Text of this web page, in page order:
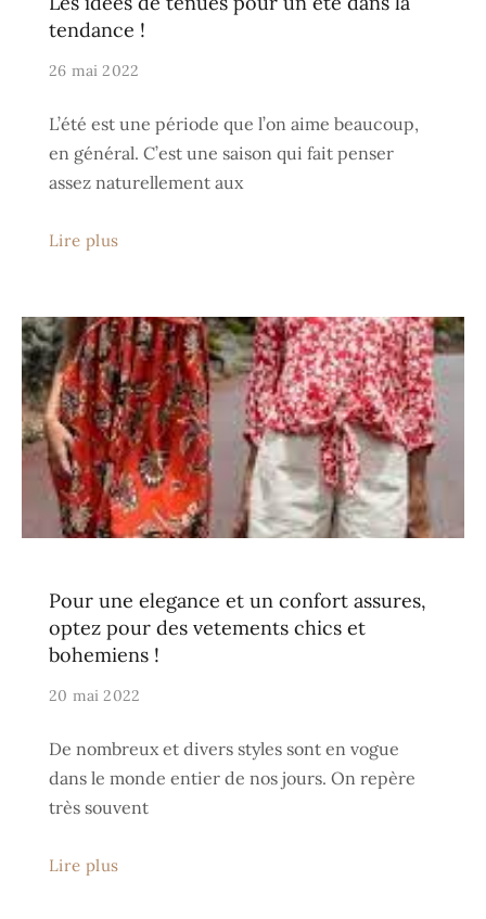
tendance !
26 mai 2022
L’été est une période que l’on aime beaucoup,
en général. C’est une saison qui fait penser
assez naturellement aux
Lire plus
Pour une elegance et un confort assures,
optez pour des vetements chics et
bohemiens !
20 mai 2022
De nombreux et divers styles sont en vogue
dans le monde entier de nos jours. On repère
très souvent
Lire plus